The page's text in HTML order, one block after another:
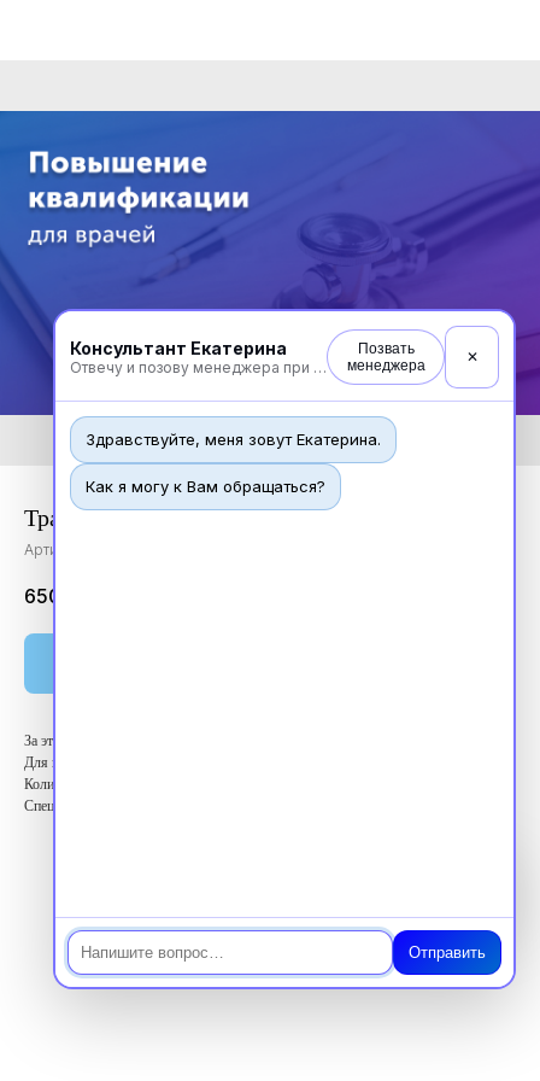
Консультант Екатерина
Отвечу и позову менеджера при необходимости
Позвать
менеджера
✕
Здравствуйте, меня зовут Екатерина.
Как я могу к Вам обращаться?
Отправить
Травматология и ортопедия
Артикул:
6500.00
За этот курс вы получите 36 баллов ЗЕТ
Для кого: Высший медицинский персонал
Количество баллов: 36 ЗЕТ
Специальность: Травматология и ортопедия